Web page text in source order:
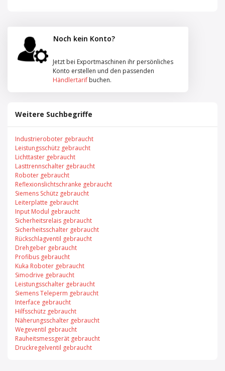
Noch kein Konto?
Jetzt bei Exportmaschinen ihr persönliches
Konto erstellen und den passenden
Händlertarif buchen.
Weitere Suchbegriffe
Industrieroboter gebraucht
Leistungsschütz gebraucht
Lichttaster gebraucht
Lasttrennschalter gebraucht
Roboter gebraucht
Reflexionslichtschranke gebraucht
Siemens Schütz gebraucht
Leiterplatte gebraucht
Input Modul gebraucht
Sicherheitsrelais gebraucht
Sicherheitsschalter gebraucht
Rückschlagventil gebraucht
Drehgeber gebraucht
Profibus gebraucht
Kuka Roboter gebraucht
Simodrive gebraucht
Leistungsschalter gebraucht
Siemens Teleperm gebraucht
Interface gebraucht
Hilfsschütz gebraucht
Näherungsschalter gebraucht
Wegeventil gebraucht
Rauheitsmessgerät gebraucht
Druckregelventil gebraucht